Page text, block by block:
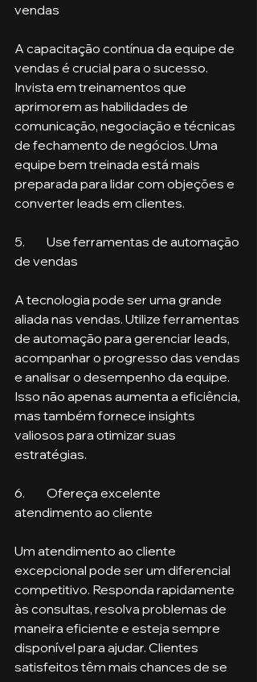
vendas
A capacitação contínua da equipe de
vendas é crucial para o sucesso.
Invista em treinamentos que
aprimorem as habilidades de
comunicação, negociação e técnicas
de fechamento de negócios. Uma
equipe bem treinada está mais
preparada para lidar com objeções e
converter leads em clientes.
5.	Use ferramentas de automação
de vendas
A tecnologia pode ser uma grande
aliada nas vendas. Utilize ferramentas
de automação para gerenciar leads,
acompanhar o progresso das vendas
e analisar o desempenho da equipe.
Isso não apenas aumenta a eficiência,
mas também fornece insights
valiosos para otimizar suas
estratégias.
6.	Ofereça excelente
atendimento ao cliente
Um atendimento ao cliente
excepcional pode ser um diferencial
competitivo. Responda rapidamente
às consultas, resolva problemas de
maneira eficiente e esteja sempre
disponível para ajudar. Clientes
satisfeitos têm mais chances de se